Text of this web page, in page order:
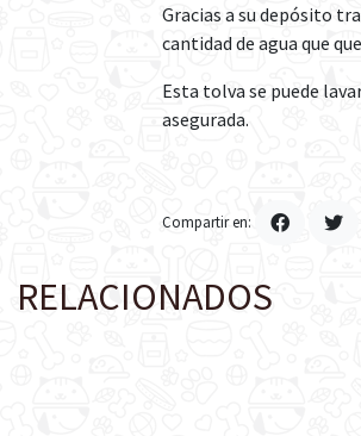
Gracias a su depósito
cantidad de agua que
Esta tolva se puede
asegurada.
Compartir en:
RELACIONADOS